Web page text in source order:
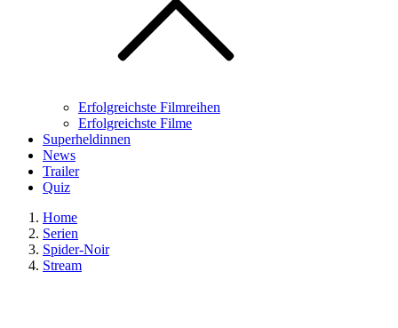
Erfolgreichste Filmreihen
Erfolgreichste Filme
Superheldinnen
News
Trailer
Quiz
Home
Serien
Spider-Noir
Stream